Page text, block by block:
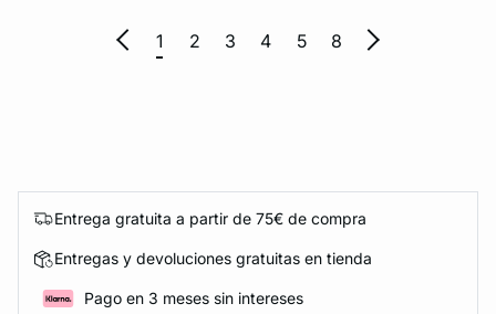
1 2 3 4 5 8
Entrega gratuita a partir de 75€ de compra
Entregas y devoluciones gratuitas en tienda
Pago en 3 meses sin intereses